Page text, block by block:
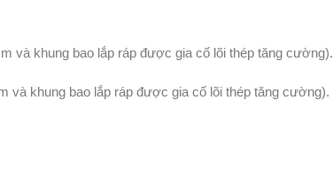
và khung bao lắp ráp được gia cố lõi thép tăng cường).
và khung bao lắp ráp được gia cố lõi thép tăng cường).